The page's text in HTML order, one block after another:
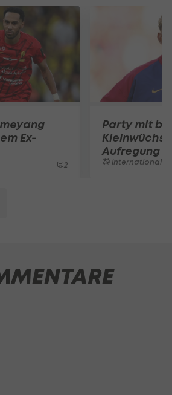
Ex-
2
Party mit
Aufregung
International